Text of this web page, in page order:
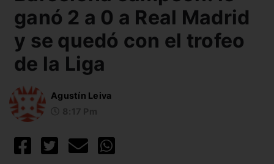
ganó 2 a 0 a Real Madrid
y se quedó con el trofeo
de la Liga
Agustín Leiva